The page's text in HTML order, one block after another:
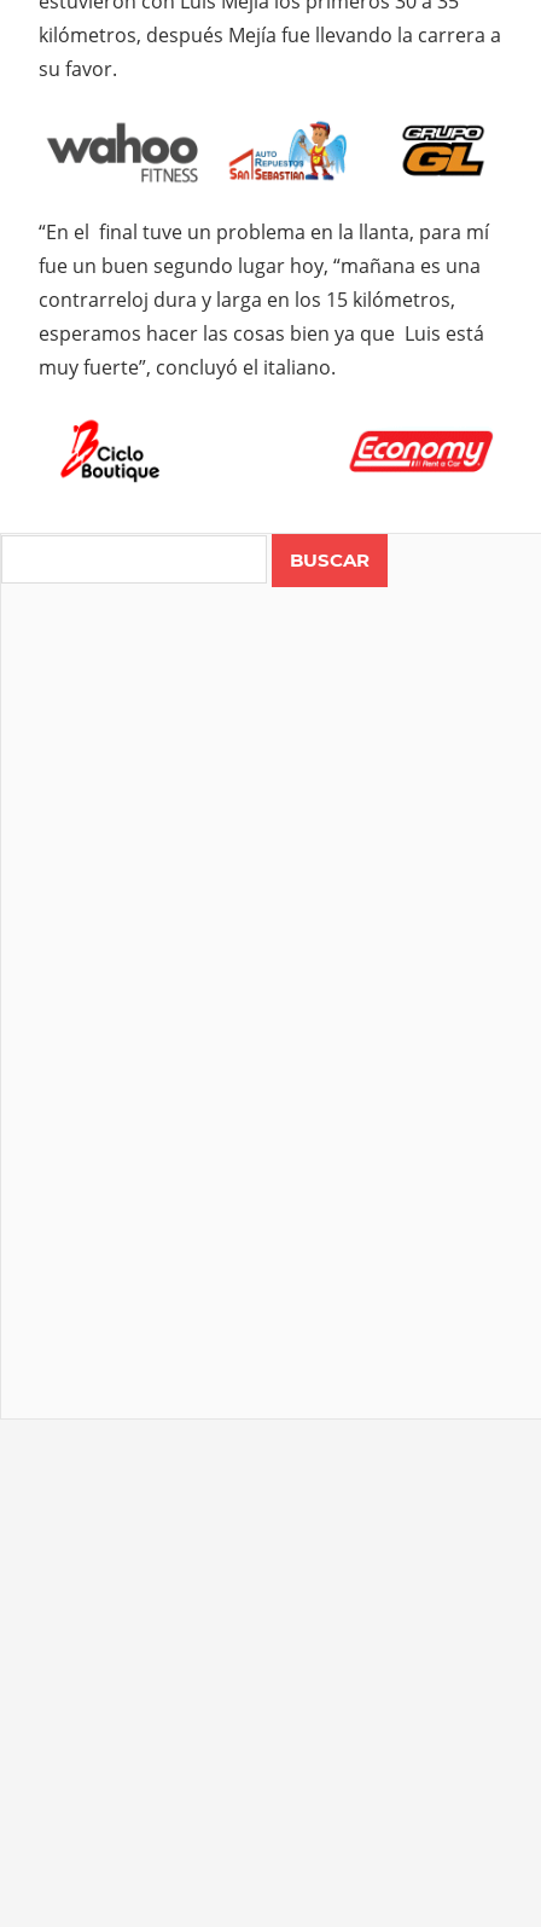
kilómetros, después Mejía fue llevando la carrera a
su favor.
“En el final tuve un problema en la llanta, para mí
fue un buen segundo lugar hoy, “mañana es una
contrarreloj dura y larga en los 15 kilómetros,
esperamos hacer las cosas bien ya que Luis está
muy fuerte”, concluyó el italiano.